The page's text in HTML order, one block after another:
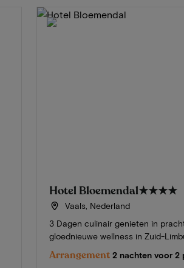
Hotel Bloemendal★★★★
Vaals, Nederland
3 Dagen culinair genieten in
gloednieuwe wellness in Zuid-
Arrangement 2 nachten voor 2